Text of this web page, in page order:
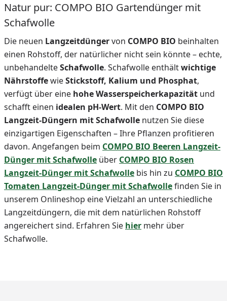
Natur pur: COMPO BIO Gartendünger mit
Schafwolle
Die neuen Langzeitdüngervon COMPO BIO beinhalten
einen Rohstoff, der natürlicher nicht sein könnte – echte,
unbehandelteSchafwolle. Schafwolle enthältwichtige
NährstoffewieStickstoff, Kalium und Phosphat,
verfügt über eine hohe Wasserspeicherkapazität und
schafft einen idealen pH-Wert. Mit den COMPO BIO
Langzeit-Düngern mit Schafwolle nutzen Sie diese
einzigartigen Eigenschaften – Ihre Pflanzen profitieren
davon. Angefangen beim COMPO BIO Beeren Langzeit-
Dünger mit Schafwolle über COMPO BIO Rosen
Langzeit-Dünger mit Schafwolle bis hin zu COMPO BIO
Tomaten Langzeit-Dünger mit Schafwollefinden Sie in
unserem Onlineshop eine Vielzahl an unterschiedliche
Langzeitdüngern, die mit dem natürlichen Rohstoff
angereichert sind. Erfahren Sie hier mehr über
Schafwolle.